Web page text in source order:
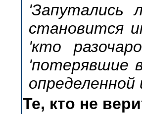
'Запутались
становится
'кто
'потерявшие
определенной
Те, кто не